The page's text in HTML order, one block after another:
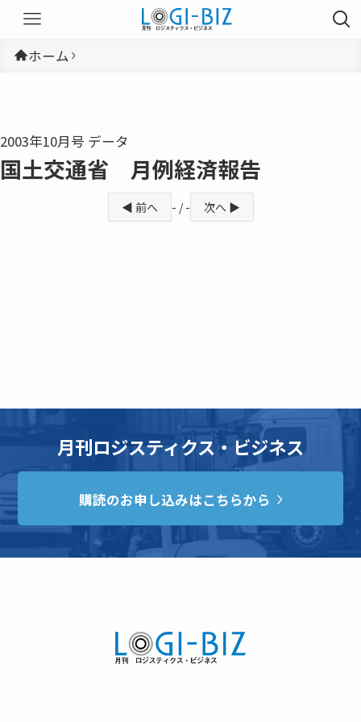
ホーム
2003年10月号 データ
国土交通省 月例経済報告
◀ 前へ - / - 次へ ▶
月刊ロジスティクス・ビジネス
購読のお申し込みはこちらから